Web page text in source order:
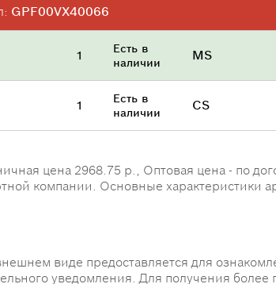
GPF00VX40066
1
Есть в
наличии
MS
1
Есть в
наличии
CS
цена 2968.75 р., Оптовая цена - по
компании. Основные характеристики
виде предоставляется для
уведомления. Для получения